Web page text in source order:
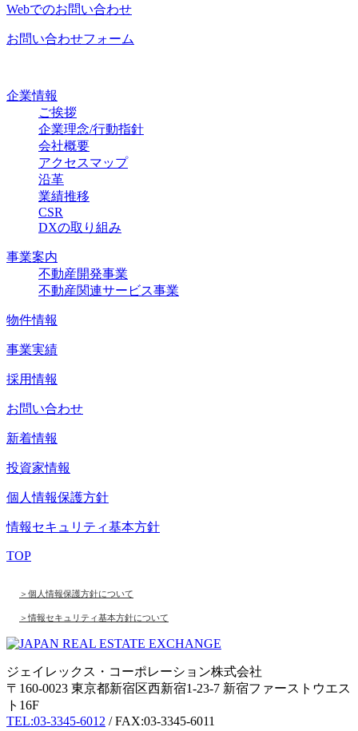
Webでのお問い合わせ
お問い合わせフォーム
企業情報
ご挨拶
企業理念/行動指針
会社概要
アクセスマップ
沿革
業績推移
CSR
DXの取り組み
事業案内
不動産開発事業
不動産関連サービス事業
物件情報
事業実績
採用情報
お問い合わせ
新着情報
投資家情報
個人情報保護方針
情報セキュリティ基本方針
TOP
＞個人情報保護方針について
＞情報セキュリティ基本方針について
ジェイレックス・コーポレーション株式会社
〒160-0023 東京都新宿区西新宿1-23-7 新宿ファーストウエス
ト16F
TEL:03-3345-6012 / FAX:03-3345-6011